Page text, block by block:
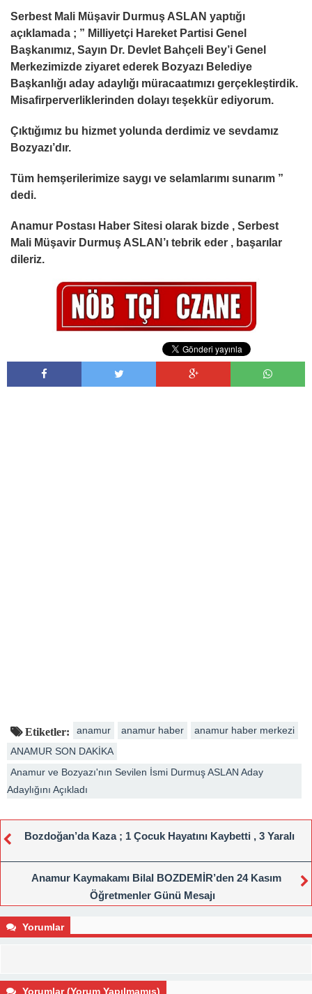
Serbest Mali Müşavir Durmuş ASLAN yaptığı
açıklamada ; ” Milliyetçi Hareket Partisi Genel
Başkanımız, Sayın Dr. Devlet Bahçeli Bey’i Genel
Merkezimizde ziyaret ederek Bozyazı Belediye
Başkanlığı aday adaylığı müracaatımızı gerçekleştirdik.
Misafirperverliklerinden dolayı teşekkür ediyorum.
Çıktığımız bu hizmet yolunda derdimiz ve sevdamız
Bozyazı’dır.
Tüm hemşerilerimize saygı ve selamlarımı sunarım ”
dedi.
Anamur Postası Haber Sitesi olarak bizde , Serbest
Mali Müşavir Durmuş ASLAN’ı tebrik eder , başarılar
dileriz.
Etiketler: anamur anamur haber
anamur haber merkezi
ANAMUR SON DAKİKA
Anamur ve Bozyazı'nın Sevilen İsmi Durmuş ASLAN Aday
Adaylığını Açıkladı
Bozdoğan’da Kaza ; 1 Çocuk Hayatını Kaybetti , 3 Yaralı
Anamur Kaymakamı Bilal BOZDEMİR’den 24 Kasım
Öğretmenler Günü Mesajı
Yorumlar
Yorumlar (Yorum Yapılmamış)